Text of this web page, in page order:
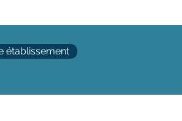
établissement